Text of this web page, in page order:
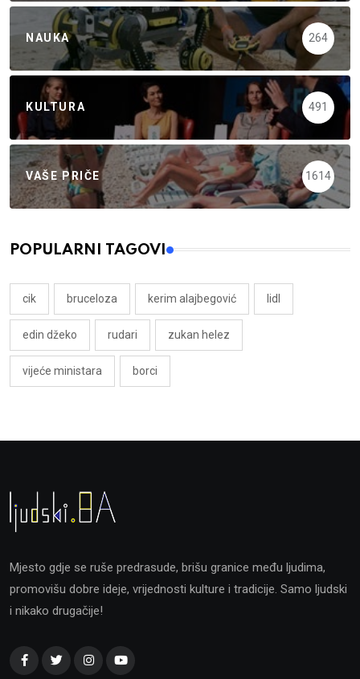
NAUKA 264
KULTURA 491
VAŠE PRIČE 1614
POPULARNI TAGOVI
cik bruceloza kerim alajbegović lidl
edin džeko rudari zukan helez
vijeće ministara borci
Mjesto gdje se ruše predrasude, brišu granice među ljudima,
promovišu dobre ideje, vrijednosti kulture i tradicije. Samo ljudski
i nikako drugačije!